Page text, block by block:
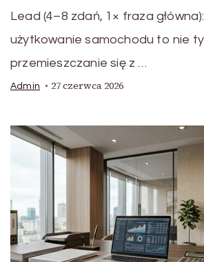
Lead (4–8 zdań, 1× fraza
użytkowanie samochodu to nie
przemieszczanie się z …
Admin 27 czerwca 2026